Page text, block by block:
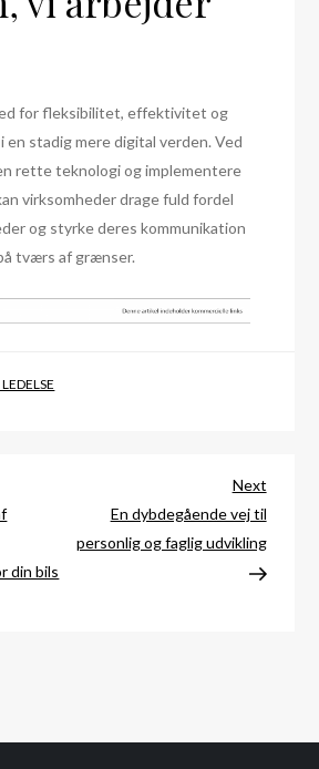
for fleksibilitet, effektivitet og
stadig mere digital verden. Ved
rette teknologi og implementere
virksomheder drage fuld fordel
og styrke deres kommunikation
tværs af grænser.
din bils
Next
Post
Next
En dybdegående vej til
personlig og faglig udvikling